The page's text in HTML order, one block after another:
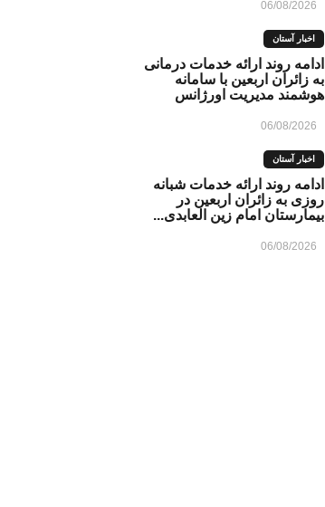
06/08/2026
اخبار آستان
ادامه روند ارائه خدمات درمانی
به زائران اربعین با سامانه
هوشمند مدیریت اورژانس
06/08/2026
اخبار آستان
ادامه روند ارائه خدمات شبانه
روزی به زائران اربعین در
بیمارستان امام زین العابدی...
06/08/2026